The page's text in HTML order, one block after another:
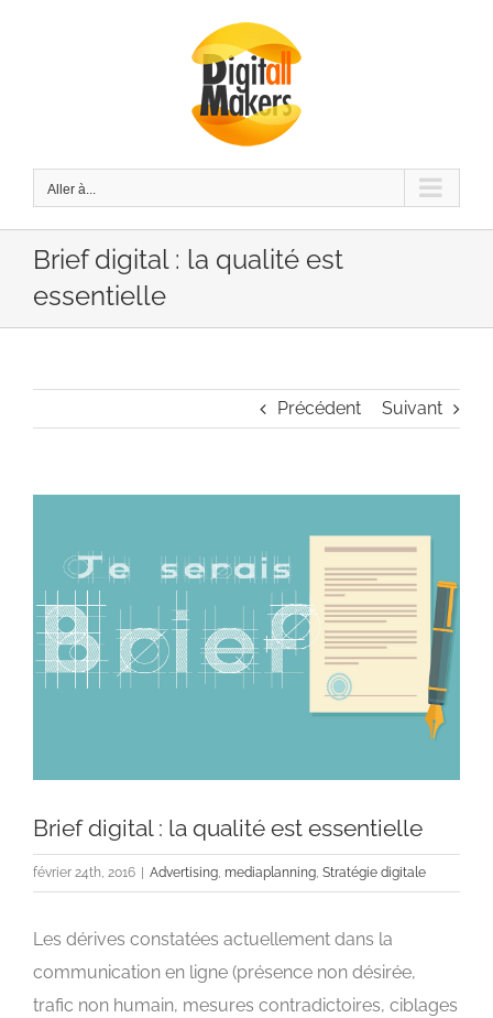
Aller à...
Brief digital : la qualité est
essentielle
Précédent Suivant
agrandie
Brief digital : la qualité est essentielle
février 24th, 2016 Advertising, mediaplanning, Stratégie digitale
Les dérives constatées actuellement dans la
communication en ligne (présence non désirée,
trafic non humain, mesures contradictoires, ciblages